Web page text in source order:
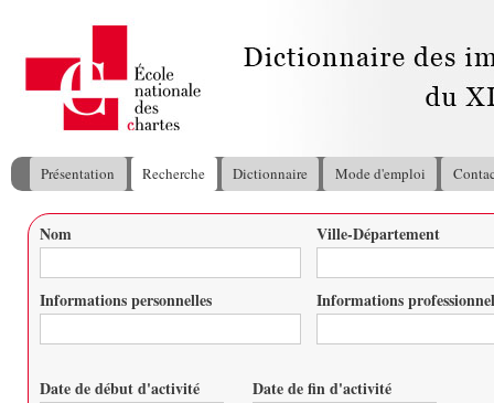
Menu principal
Présentation Recherche Dictionnaire Mode d'emploi
Vous êtes ici
Nom Ville-Département
Informations personnelles Informations
Date de début d'activité Date de fin d'activité